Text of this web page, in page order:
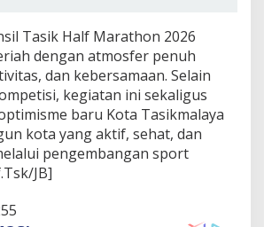
Tasik Half Marathon 2026
dengan atmosfer penuh
dan kebersamaan. Selain
kegiatan ini sekaligus
baru Kota Tasikmalaya
kota yang aktif, sehat, dan
pengembangan sport
JB]